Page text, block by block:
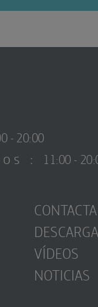
- 20:00
: 11:00 -
CONTACTA
VÍDEOS
NOTICIAS